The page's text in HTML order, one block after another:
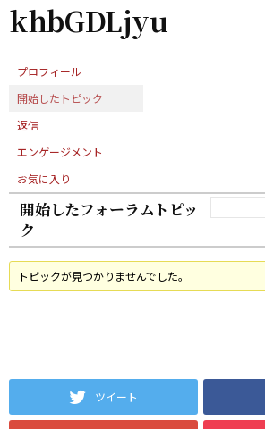
プ
ム
khbGDLjyu
プロフィール
開始したトピック
返信
エンゲージメント
お気に入り
開始したフォーラムトピッ
ク
トピックが見つかりませんでした。
ツイート